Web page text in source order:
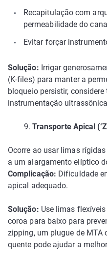
Recapitulação com
permeabilidade do
Evitar forçar
Solução: Irrigar
(K-files) para manter a
bloqueio persistir,
instrumentação
9. Transporte Apical
Ocorre ao usar limas
a um alargamento elíptico
Complicação: Dificuldade
apical adequado.
Solução: Use limas
coroa para baixo para
zipping, um plugue de MTA
quente pode ajudar a